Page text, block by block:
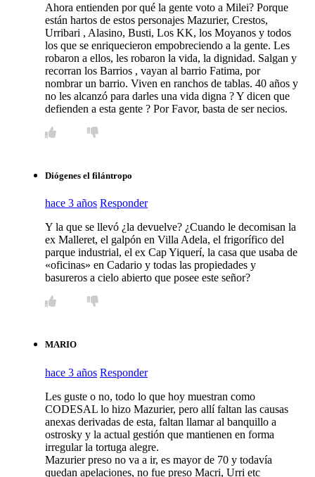
Ahora entienden por qué la gente voto a Milei? Porque
están hartos de estos personajes Mazurier, Crestos,
Urribari , Alasino, Busti, Los KK, los Moyanos y todos
los que se enriquecieron empobreciendo a la gente. Les
robaron a ellos, les robaron la vida, la dignidad. Salgan y
recorran los Barrios , vayan al barrio Fatima, por
nombrar un barrio. Viven en ranchos de tablas. 40 años y
no les alcanzó para darles una vida digna ? Y dicen que
defienden a esta gente ? Por Favor, basta de ser necios.
Diógenes el filántropo
hace 3 años Responder
Y la que se llevó ¿la devuelve? ¿Cuando le decomisan la
ex Malleret, el galpón en Villa Adela, el frigorífico del
parque industrial, el ex Cap Yiquerí, la casa que usaba de
«oficinas» en Cadario y todas las propiedades y
basureros a cielo abierto que posee este señor?
MARIO
hace 3 años Responder
Les guste o no, todo lo que hoy muestran como
CODESAL lo hizo Mazurier, pero allí faltan las causas
anexas derivadas de esta, faltan llamar al banquillo a
ostrosky y la actual gestión que mantienen en forma
irregular la tortuga alegre.
Mazurier preso no va a ir, es mayor de 70 y todavía
quedan apelaciones, no fue preso Macri, Urri etc